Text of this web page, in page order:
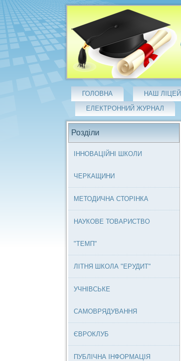
ГОЛОВНА НАШ ЛІЦЕЙ
ЕЛЕКТРОННИЙ ЖУРНАЛ
Розділи
ІННОВАЦІЙНІ ШКОЛИ
ЧЕРКАЩИНИ
МЕТОДИЧНА СТОРІНКА
НАУКОВЕ ТОВАРИСТВО
"ТЕМП"
ЛІТНЯ ШКОЛА "ЕРУДИТ"
УЧНІВСЬКЕ
САМОВРЯДУВАННЯ
ЄВРОКЛУБ
ПУБЛІЧНА ІНФОРМАЦІЯ